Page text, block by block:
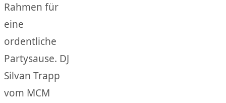
Rahmen für
eine
ordentliche
Partysause. DJ
Silvan Trapp
vom MCM